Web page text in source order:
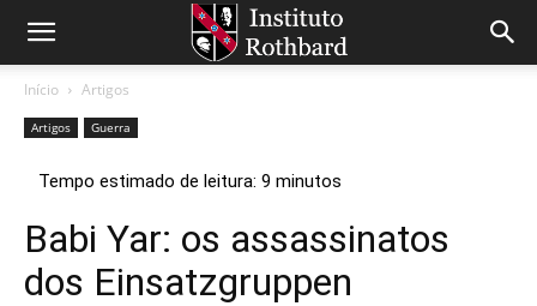
Início Artigos
Artigos Guerra
Babi Yar: os assassinatos
dos Einsatzgruppen